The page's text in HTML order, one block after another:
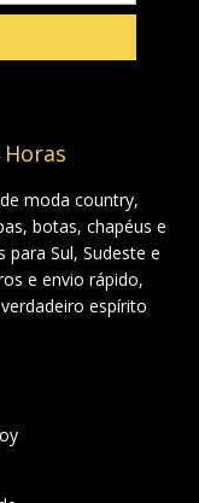
moda country,
botas, chapéus e
Sul, Sudeste e
e envio rápido,
espírito